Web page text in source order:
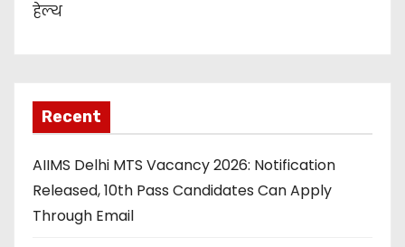
हेल्थ
Recent
AIIMS Delhi MTS Vacancy 2026: Notification
Released, 10th Pass Candidates Can Apply
Through Email